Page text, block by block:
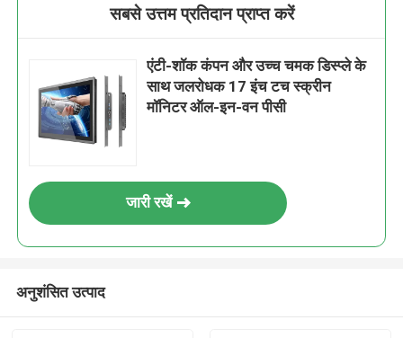
सबसे उत्तम प्रतिदान प्राप्त करें
एंटी-शॉक कंपन और उच्च चमक डिस्प्ले के
साथ जलरोधक 17 इंच टच स्क्रीन
मॉनिटर ऑल-इन-वन पीसी
जारी रखें
अनुशंसित उत्पाद